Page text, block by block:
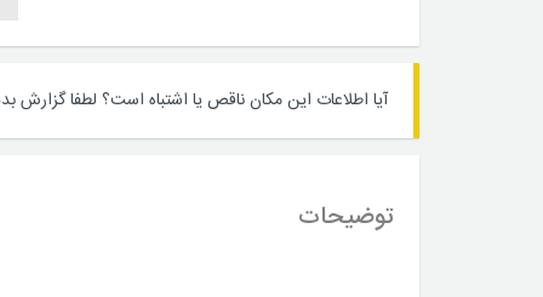
آیا اطلاعات این مکان ناقص یا اشتباه است؟ لطفا گزارش
توضیحات